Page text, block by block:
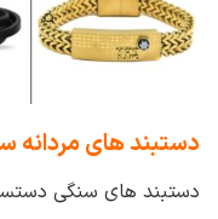
دستبند های مردانه سنگی
دستبند های سنگی